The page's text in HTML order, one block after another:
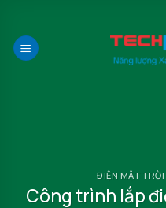
nội
ĐIỆN MẶT
Công trình lắp